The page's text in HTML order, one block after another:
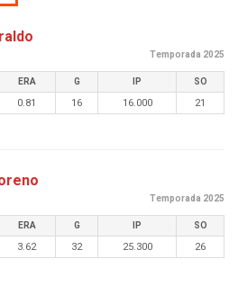
Temporada 2025
ERA G IP SO
0.81 16 16.000 21
Temporada 2025
ERA G IP SO
3.62 32 25.300 26